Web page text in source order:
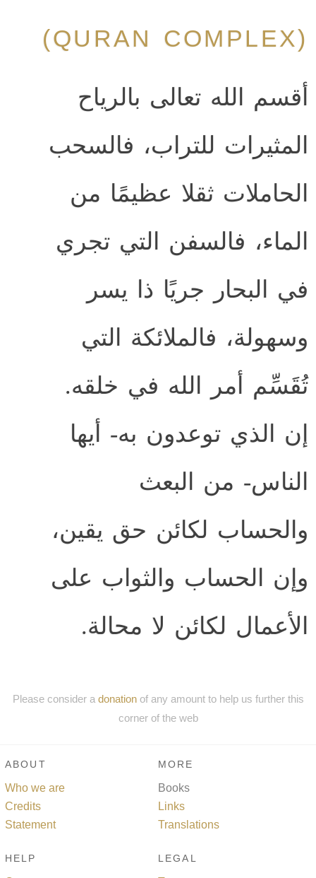
(QURAN COMPLEX)
أقسم الله تعالى بالرياح
المثيرات للتراب، فالسحب
الحاملات ثقلا عظيمًا من
الماء، فالسفن التي تجري
في البحار جريًا ذا يسر
وسهولة، فالملائكة التي
تُقَسِّم أمر الله في خلقه.
إن الذي توعدون به- أيها
الناس- من البعث
والحساب لكائن حق يقين،
وإن الحساب والثواب على
الأعمال لكائن لا محالة.
Please consider a donationof any amount to help us further this
corner of the web
ABOUT
Who we are
Credits
Statement
MORE
Books
Links
Translations
HELP LEGAL